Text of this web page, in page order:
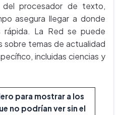
procesador de texto,
asegura llegar a donde
La Red se puede
sobre temas de actualidad
incluidas ciencias y
para mostrar a los
no podrían ver sin el